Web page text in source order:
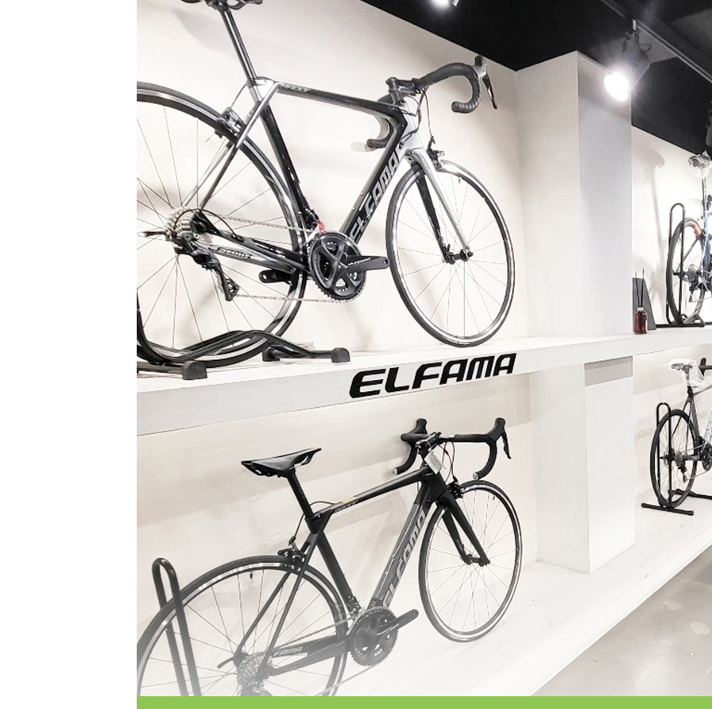
페이코 ID로 페이코 라이